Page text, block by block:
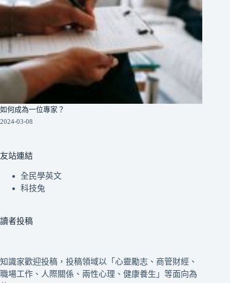
如何成為一位專家？
2024-03-08
友站連結
全民學英文
科技兔
讀者投稿
知識家歡迎投稿，投稿領域以「心靈勵志、商管財經、
職場工作、人際關係、兩性心理、健康養生」等面向為